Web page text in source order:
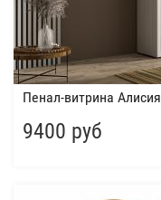
Пенал-витрина Алисия
9400 руб